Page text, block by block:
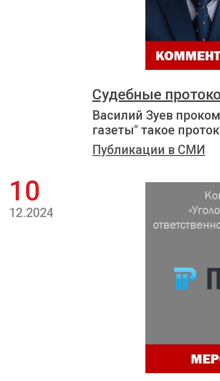
Судебные
Василий Зуев
газеты" такое
Публикации в СМИ
10
12.2024